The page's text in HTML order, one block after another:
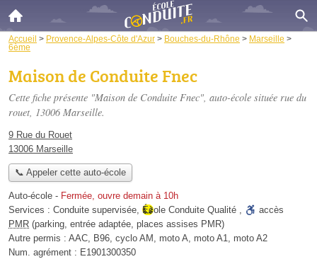
Accueil > Provence-Alpes-Côte d'Azur > Bouches-du-Rhône > Marseille >
6ème
Maison de Conduite Fnec
Cette fiche présente "Maison de Conduite Fnec", auto-école située rue du
rouet, 13006 Marseille.
9 Rue du Rouet
13006 Marseille
📞 Appeler cette auto-école
Auto-école - Fermée, ouvre demain à 10h
Services : Conduite supervisée, École Conduite Qualité ,
accès
PMR (parking, entrée adaptée, places assises PMR)
Autre permis : AAC, B96, cyclo AM, moto A, moto A1, moto A2
Num. agrément : E1901300350